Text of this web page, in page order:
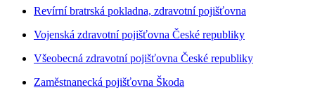
Revírní bratrská pokladna, zdravotní pojišťovna
Vojenská zdravotní pojišťovna České republiky
Všeobecná zdravotní pojišťovna České republiky
Zaměstnanecká pojišťovna Škoda